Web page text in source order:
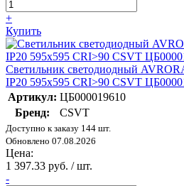
+
Купить
Светильник светодиодный
IP20 595х595 CRI>90 CSVT
Артикул: ЦБ000019610
Бренд:
CSVT
Доступно к заказу 144 шт.
Обновлено 07.08.2026
Цена:
1 397.33 руб. / шт.
-